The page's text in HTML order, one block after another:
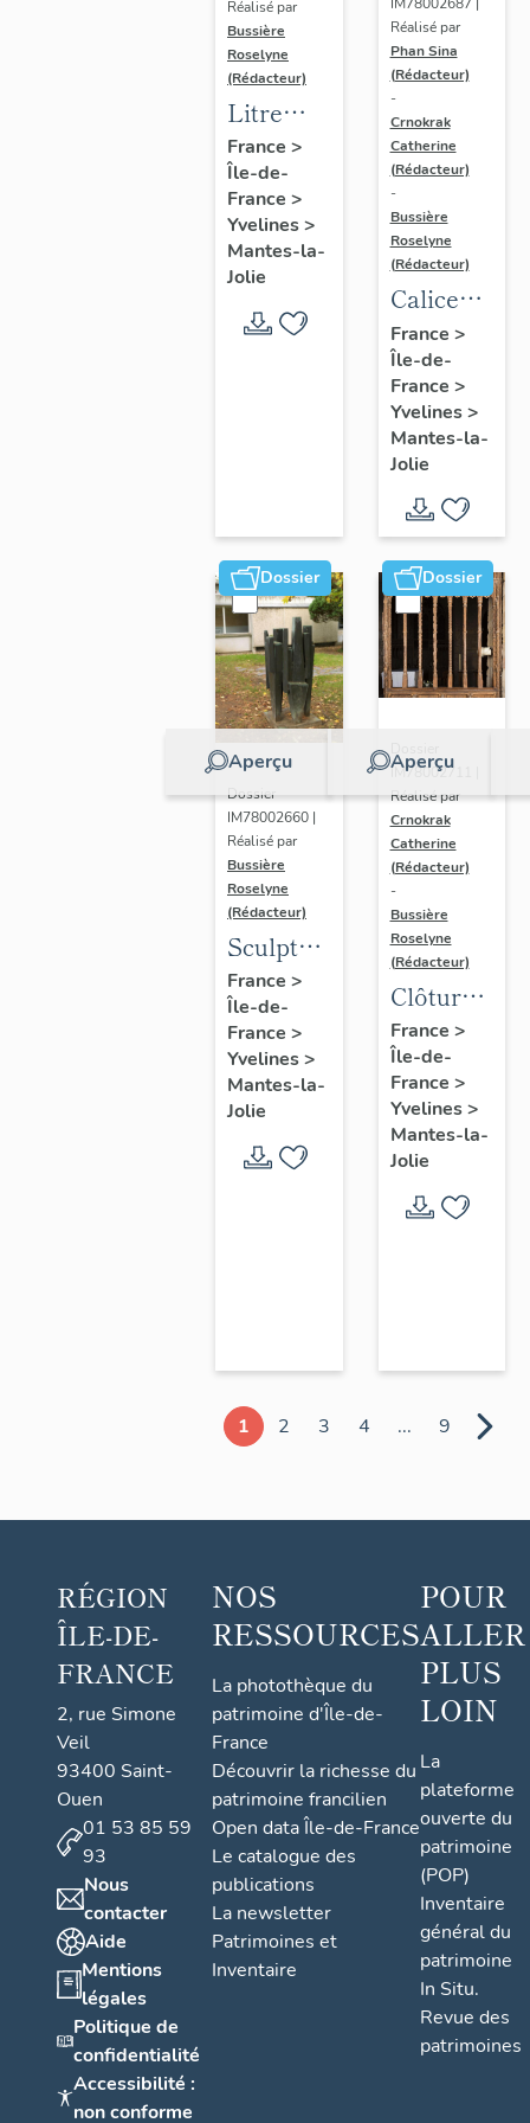
Réalisé par
Bussière
Roselyne
(Rédacteur)
Litre
funéraire
du
prince
de Conti
France >
Île-de-
France >
Yvelines>
Mantes-la-
Jolie
Réalisé par
Phan Sina
(Rédacteur)
-
Crnokrak
Catherine
(Rédacteur)
-
Bussière
Roselyne
(Rédacteur)
Calice
n°2 et sa
patène
France >
Île-de-
France >
Yvelines>
Mantes-la-
Jolie
Dossier
Aperçu
Dossier
IM78002660 |
Réalisé par
Bussière
Roselyne
(Rédacteur)
Sculpture
: la
Ronde
France >
Île-de-
France >
Yvelines>
Mantes-la-
Jolie
Dossier
Aperçu
IM78002711 |
Réalisé par
Crnokrak
Catherine
(Rédacteur)
-
Bussière
Roselyne
(Rédacteur)
Clôture
de
chœur
France >
Île-de-
France >
Yvelines>
Mantes-la-
Jolie
1 2 3 4 ... 9
RÉGION
ÎLE-DE-
FRANCE
2, rue Simone
Veil
93400 Saint-
Ouen
01 53 85 59
93
Nous
contacter
Aide
Mentions
légales
Politique de
confidentialité
Accessibilité :
non conforme
NOS
RESSOURCES
La photothèque du
patrimoine d'Île-de-
France
Découvrir la richesse du
patrimoine francilien
Open data Île-de-France
Le catalogue des
publications
La newsletter
Patrimoines et
Inventaire
POUR
ALLER
PLUS
LOIN
La
plateforme
ouverte du
patrimoine
(POP)
Inventaire
général du
patrimoine
In Situ.
Revue des
patrimoines